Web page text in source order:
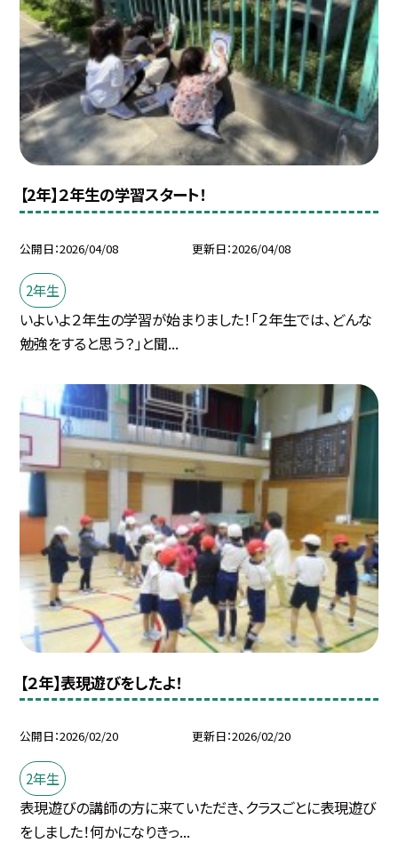
【2年】２年生の学習スタート！
公開日 2026/04/08 更新日 2026/04/08
2年生
いよいよ２年生の学習が始まりました！「２年生では、どんな
勉強をすると思う？」と聞...
【２年】表現遊びをしたよ！
公開日 2026/02/20 更新日 2026/02/20
2年生
表現遊びの講師の方に来ていただき、クラスごとに表現遊び
をしました！何かになりきっ...